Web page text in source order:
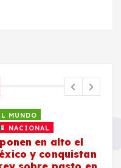
MUNDO
NACIONAL
en alto el
y conquistan